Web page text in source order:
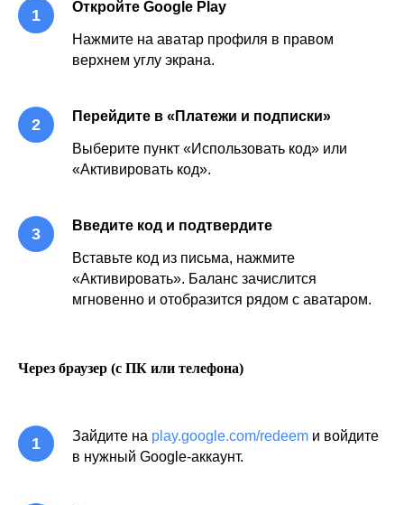
Откройте Google Play
Нажмите на аватар профиля в правом
верхнем углу экрана.
Перейдите в «Платежи и подписки»
Выберите пункт «Использовать код» или
«Активировать код».
Введите код и подтвердите
Вставьте код из письма, нажмите
«Активировать». Баланс зачислится
мгновенно и отобразится рядом с аватаром.
Через браузер (с ПК или телефона)
Зайдите на play.google.com/redeem и войдите
в нужный Google-аккаунт.